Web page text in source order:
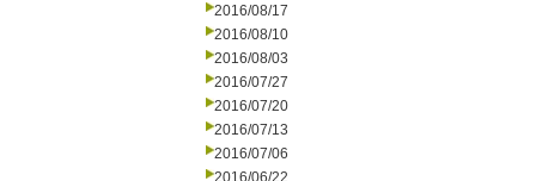
2016/08/17
2016/08/10
2016/08/03
2016/07/27
2016/07/20
2016/07/13
2016/07/06
2016/06/22